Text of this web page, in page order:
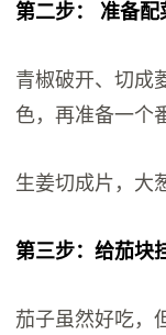
第二步： 准备配
青椒破开、切成
色，再准备一个
生姜切成片，大
第三步：给茄块
茄子虽然好吃，